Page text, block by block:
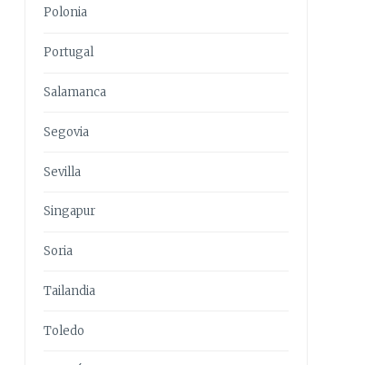
Polonia
Portugal
Salamanca
Segovia
Sevilla
Singapur
Soria
Tailandia
Toledo